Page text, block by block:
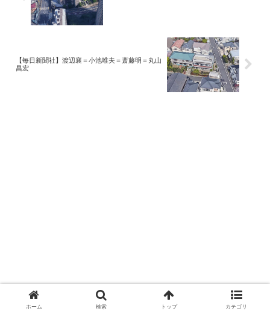
【毎日新聞社】渡辺襄＝小池唯夫＝斎藤明＝丸山
昌宏
ホーム 検索 トップ カテゴリ